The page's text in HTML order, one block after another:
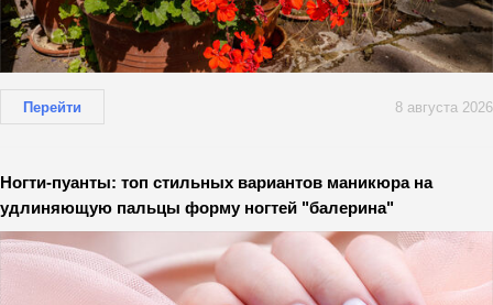
Перейти 8 августа 2026
Ногти-пуанты: топ стильных вариантов маникюра на
удлиняющую пальцы форму ногтей "балерина"